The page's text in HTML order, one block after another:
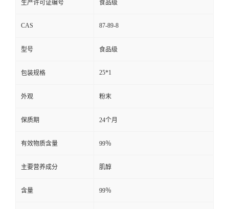
生产许可证编号 食品级
CAS 87-89-8
型号 食品级
包装规格 25*1
外观 粉末
保质期 24个月
有效物质含量 99％
主要营养成分 肌醇
含量 99％